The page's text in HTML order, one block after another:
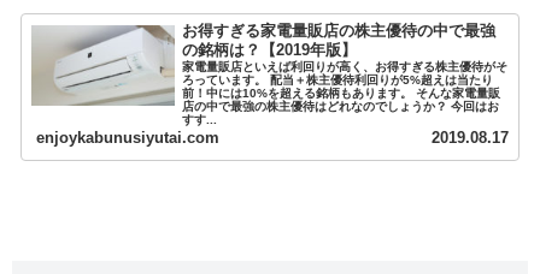
お得すぎる家電量販店の株主優待の中で最強
の銘柄は？【2019年版】
家電量販店といえば利回りが高く、お得すぎる株主優待がそ
ろっています。 配当＋株主優待利回りが5%超えは当たり
前！中には10%を超える銘柄もあります。 そんな家電量販
店の中で最強の株主優待はどれなのでしょうか？ 今回はお
すす...
enjoykabunusiyutai.com 2019.08.17